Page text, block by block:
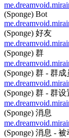
(Sponge) Bot
(Sponge) 好友
(Sponge) 群
(Sponge) 群 - 群成
(Sponge) 群 - 群设
(Sponge) 消息
(Sponge) 消息 -